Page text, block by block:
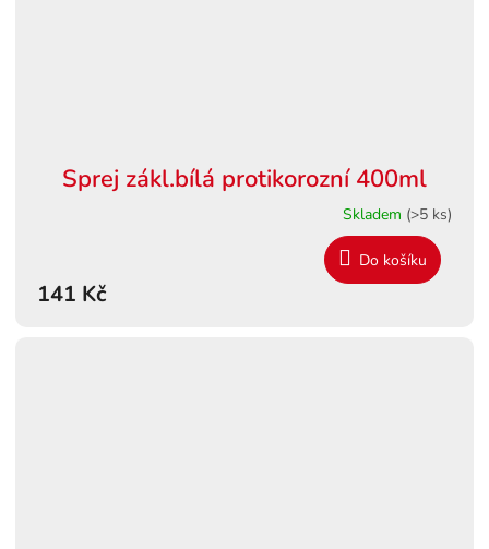
Sprej zákl.bílá protikorozní 400ml
Skladem (>5 ks)
141 Kč
Do košíku